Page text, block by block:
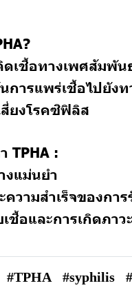
เชื้อทางเพศสัมพัน
ารแพร่เชื้อไปยังท
ยงโรคซิฟิลิส
TPHA :
งแม่นยำ
วามสำเร็จของการ
ชื้อและการเกิดภา
#TPHA #syphilis